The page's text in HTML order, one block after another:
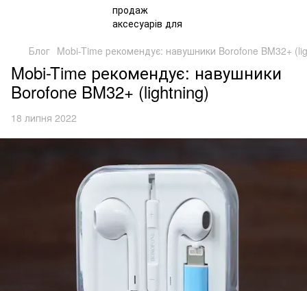
Блог Mobi-Time рекомендує: навушники Borofone BM32+
Mobi-Time рекомендує: навушники
Borofone BM32+ (lightning)
18 липня 2022